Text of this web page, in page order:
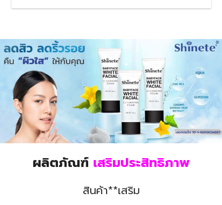
ผลิตภัณฑ์ เสริมประสิทธิภาพ
สินค้า**เสริม